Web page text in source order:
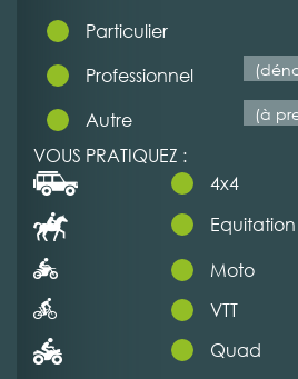
Particulier
Professionnel
Autre
VOUS PRATIQUEZ :
4x4
Equitation
Moto
VTT
Quad